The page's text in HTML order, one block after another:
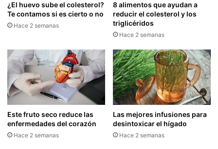
¿El huevo sube el colesterol?
Te contamos si es cierto o no
Hace 2 semanas
8 alimentos que ayudan a
reducir el colesterol y los
triglicéridos
Hace 2 semanas
Este fruto seco reduce las
enfermedades del corazón
Hace 2 semanas
Las mejores infusiones para
desintoxicar el hígado
Hace 2 semanas